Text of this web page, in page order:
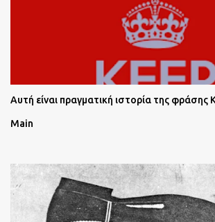
Αυτή είναι πραγματική ιστορία της φράσης
Main